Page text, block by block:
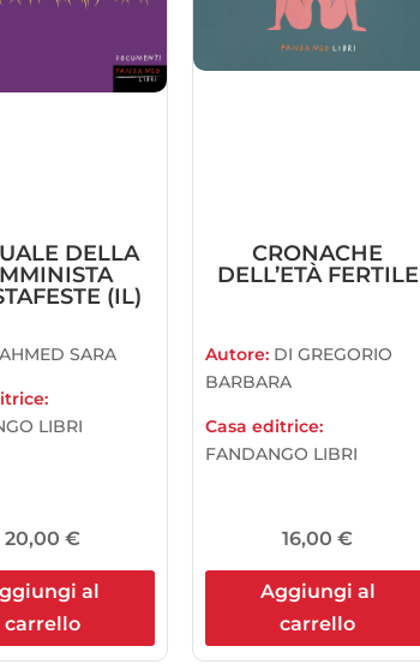
DELLA
(IL)
SARA
LIBRI
20,00 €
al
carrello
CRONACHE
DELL’ETÀ FERTILE
Autore: DI GREGORIO
BARBARA
Casa editrice:
FANDANGO LIBRI
16,00€
Aggiungi al
carrello